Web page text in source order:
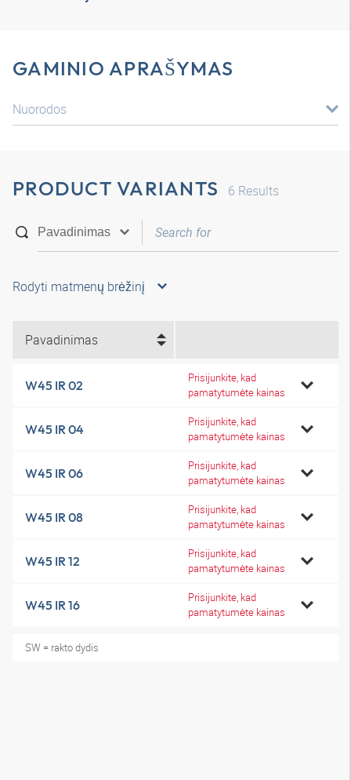
GAMINIO APRAŠYMAS
Nuorodos
PRODUCT VARIANTS 6 Results
Rodyti matmenų brėžinį
Pavadinimas
W45 IR 02
Prisijunkite, kad
pamatytumėte kainas
W45 IR 04
Prisijunkite, kad
pamatytumėte kainas
W45 IR 06
Prisijunkite, kad
pamatytumėte kainas
W45 IR 08
Prisijunkite, kad
pamatytumėte kainas
W45 IR 12
Prisijunkite, kad
pamatytumėte kainas
W45 IR 16
Prisijunkite, kad
pamatytumėte kainas
SW = rakto dydis